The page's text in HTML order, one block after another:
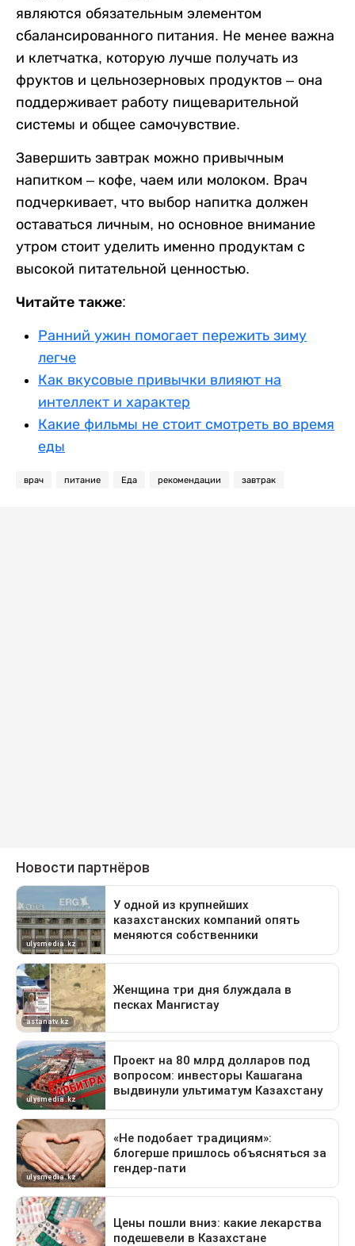
являются обязательным элементом
сбалансированного питания. Не менее важна
и клетчатка, которую лучше получать из
фруктов и цельнозерновых продуктов – она
поддерживает работу пищеварительной
системы и общее самочувствие.
Завершить завтрак можно привычным
напитком – кофе, чаем или молоком. Врач
подчеркивает, что выбор напитка должен
оставаться личным, но основное внимание
утром стоит уделить именно продуктам с
высокой питательной ценностью.
Читайте также:
Ранний ужин помогает пережить зиму
легче
Как вкусовые привычки влияют на
интеллект и характер
Какие фильмы не стоит смотреть во время
еды
врач питание Еда рекомендации завтрак